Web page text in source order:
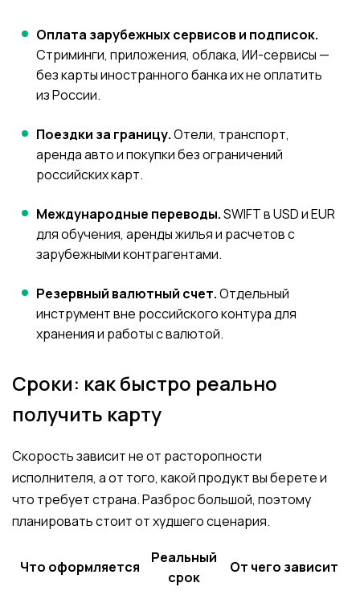
Оплата зарубежных сервисов и подписок.
Стриминги, приложения, облака, ИИ-сервисы —
без карты иностранного банка их не оплатить
из России.
Поездки за границу.Отели, транспорт,
аренда авто и покупки без ограничений
российских карт.
Международные переводы.SWIFT в USD и EUR
для обучения, аренды жилья и расчетов с
зарубежными контрагентами.
Резервный валютный счет.Отдельный
инструмент вне российского контура для
хранения и работы с валютой.
Сроки: как быстро реально
получить карту
Скорость зависит не от расторопности
исполнителя, а от того, какой продукт вы берете и
что требует страна. Разброс большой, поэтому
планировать стоит от худшего сценария.
Что оформляется
Реальный
срок
От чего зависит